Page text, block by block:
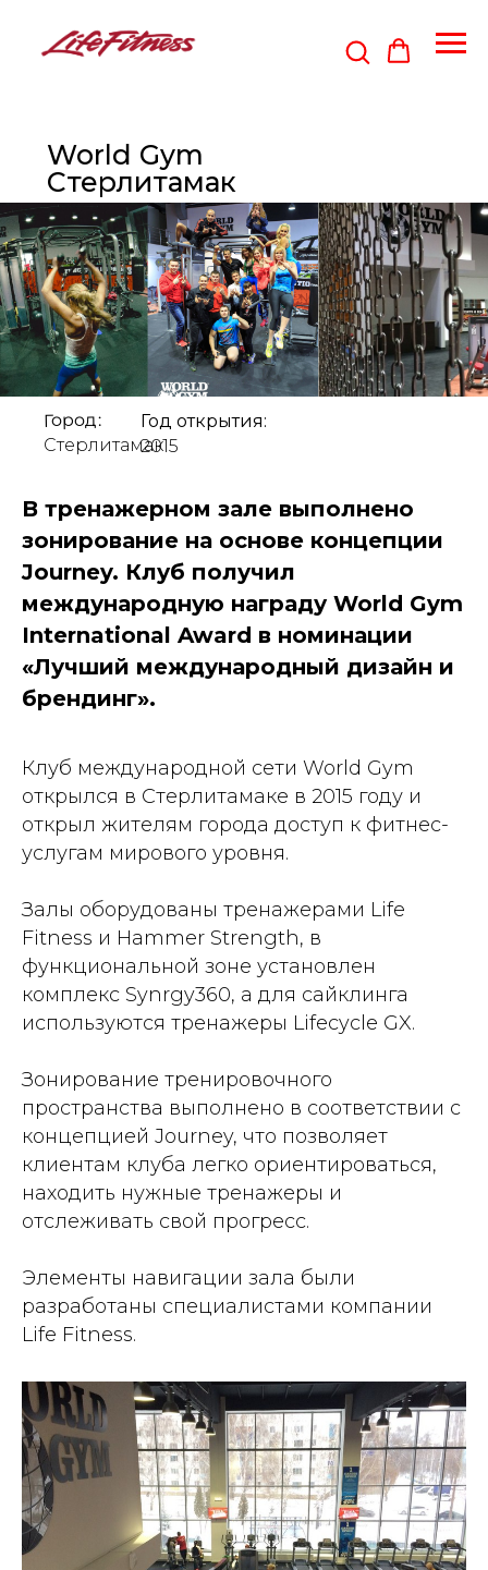
Город:
Стерлитамак
Год открытия:
2015
World Gym
Стерлитамак
В тренажерном зале выполнено
зонирование на основе концепции
Journey. Клуб получил
международную награду World Gym
International Award в номинации
«Лучший международный дизайн и
брендинг».
Клуб международной сети World Gym
открылся в Стерлитамаке в 2015 году и
открыл жителям города доступ к фитнес-
услугам мирового уровня.
Залы оборудованы тренажерами Life
Fitness и Hammer Strength, в
функциональной зоне установлен
комплекс Synrgy360, а для сайклинга
используются тренажеры Lifecycle GX.
Зонирование тренировочного
пространства выполнено в соответствии с
концепцией Journey, что позволяет
клиентам клуба легко ориентироваться,
находить нужные тренажеры и
отслеживать свой прогресс.
Элементы навигации зала были
разработаны специалистами компании
Life Fitness.